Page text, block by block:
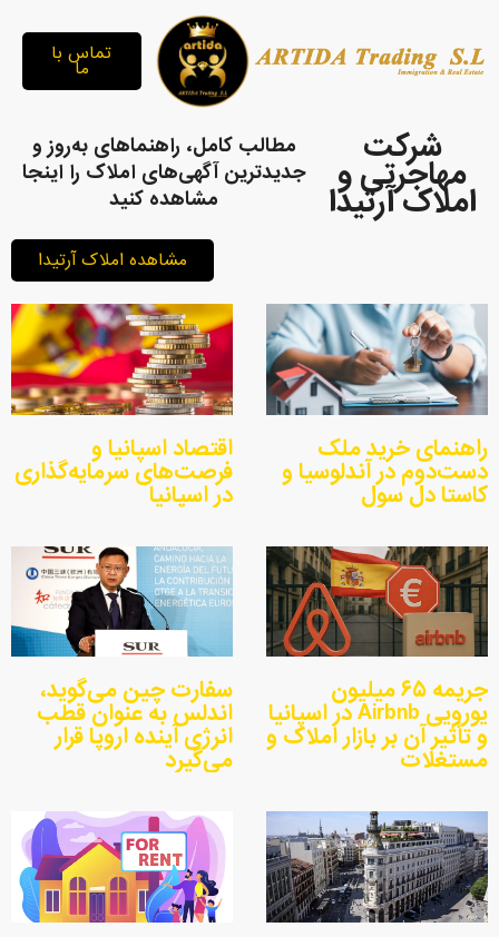
تماس با
ما
مطالب کامل، راهنماهای به‌روز و
جدیدترین آگهی‌های املاک را اینجا
مشاهده کنید
شرکت
مهاجرتی و
املاک آرتیدا
مشاهده املاک آرتیدا
راهنمای خرید ملک
دست‌دوم در آندلوسیا و
کاستا دل سول
اقتصاد اسپانیا و
فرصت‌های سرمایه‌گذاری
در اسپانیا
جریمه ۶۵ میلیون
یورویی Airbnb در اسپانیا
و تأثیر آن بر بازار املاک و
مستغلات
سفارت چین می‌گوید،
اندلس به عنوان قطب
انرژی آینده اروپا قرار
می‌گیرد